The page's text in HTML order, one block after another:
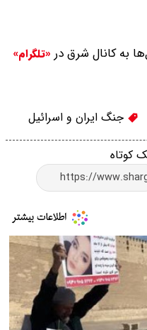
به کانال شرق در «تلگرام»
جنگ ایران و اسرائیل
کوتاه